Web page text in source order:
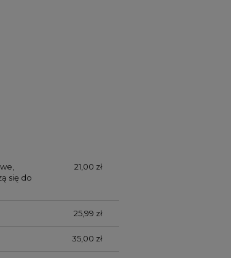
się do
21,00 zł
25,99 zł
35,00 zł